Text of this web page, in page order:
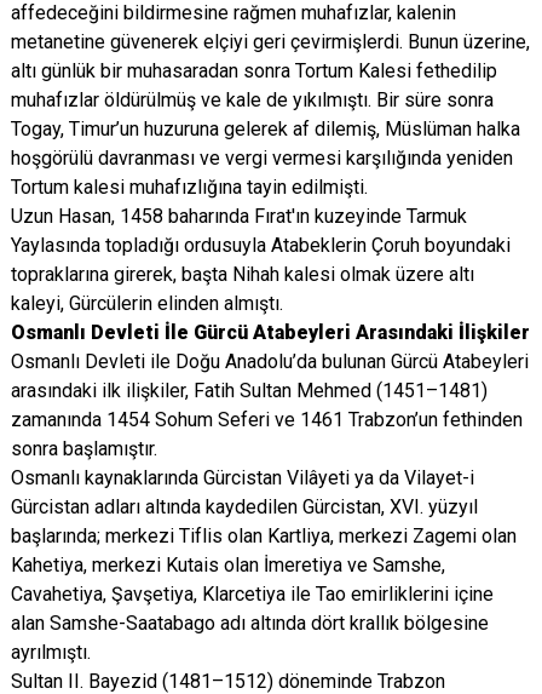
affedeceğini bildirmesine rağmen muhafızlar, kalenin
metanetine güvenerek elçiyi geri çevirmişlerdi. Bunun üzerine,
altı günlük bir muhasaradan sonra Tortum Kalesi fethedilip
muhafızlar öldürülmüş ve kale de yıkılmıştı. Bir süre sonra
Togay, Timur’un huzuruna gelerek af dilemiş, Müslüman halka
hoşgörülü davranması ve vergi vermesi karşılığında yeniden
Tortum kalesi muhafızlığına tayin edilmişti.
Uzun Hasan, 1458 baharında Fırat'ın kuzeyinde Tarmuk
Yaylasında topladığı ordusuyla Atabeklerin Çoruh boyundaki
topraklarına girerek, başta Nihah kalesi olmak üzere altı
kaleyi, Gürcülerin elinden almıştı.
Osmanlı Devleti İle Gürcü Atabeyleri Arasındaki İlişkiler
Osmanlı Devleti ile Doğu Anadolu’da bulunan Gürcü Atabeyleri
arasındaki ilk ilişkiler, Fatih Sultan Mehmed (1451–1481)
zamanında 1454 Sohum Seferi ve 1461 Trabzon’un fethinden
sonra başlamıştır.
Osmanlı kaynaklarında Gürcistan Vilâyeti ya da Vilayet-i
Gürcistan adları altında kaydedilen Gürcistan, XVI. yüzyıl
başlarında; merkezi Tiflis olan Kartliya, merkezi Zagemi olan
Kahetiya, merkezi Kutais olan İmeretiya ve Samshe,
Cavahetiya, Şavşetiya, Klarcetiya ile Tao emirliklerini içine
alan Samshe-Saatabago adı altında dört krallık bölgesine
ayrılmıştı.
Sultan II. Bayezid (1481–1512) döneminde Trabzon